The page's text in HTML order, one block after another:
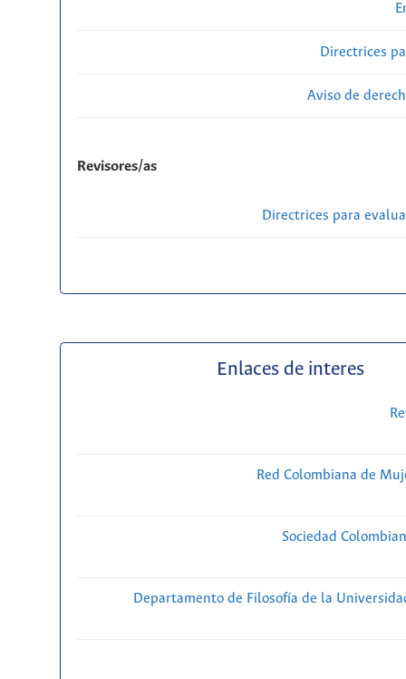
Directrices
Aviso de
Revisores/as
Directrices para
Enlaces de interes
Red Colombiana de
Sociedad
Departamento de Filosofía de la